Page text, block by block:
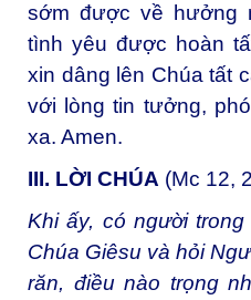
sớm được về hưởng
tình yêu được hoàn
xin dâng lên Chúa tất
với lòng tin tưởng,
xa. Amen.
III. LỜI CHÚA (Mc 12,
Khi ấy, có người
Chúa Giêsu và hỏi
răn, điều nào trọng